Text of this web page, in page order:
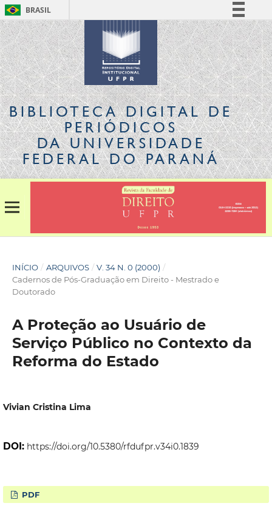
BRASIL
Simplifique!
Comunica BR
Participe
Acesso à informação
Legislação
Canais
BIBLIOTECA DIGITALDE
PERIÓDICOS
DA UNIVERSIDADE
FEDERAL DO PARANÁ
INÍCIO / ARQUIVOS / V. 34 N. 0 (2000) /
Cadernos de Pós-Graduação em Direito - Mestrado e
Doutorado
A Proteção ao Usuário de
Serviço Público no Contexto da
Reforma do Estado
Vivian Cristina Lima
DOI: https://doi.org/10.5380/rfdufpr.v34i0.1839
PDF